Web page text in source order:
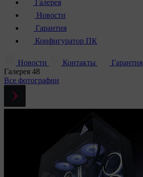
Галерея
Новости
Гарантия
Конфигуратор ПК
Новости Контакты
Гарантия
Галерея 48
Все фотографии